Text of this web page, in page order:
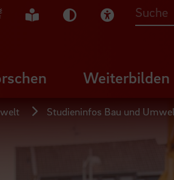
Gebärdensprache
Leichte Sprache
Dunkel-Modus
Visuelle Hilfe
Weiterbilden
Studieninfos Bau und